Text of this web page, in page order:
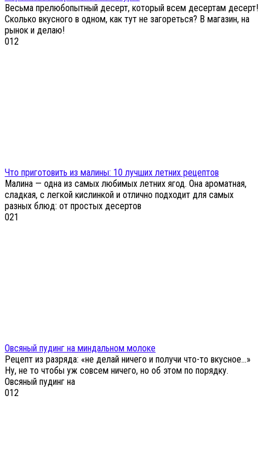
Весьма прелюбопытный десерт, который всем десертам десерт!
Сколько вкусного в одном, как тут не загореться? В магазин, на
рынок и делаю!
012
Что приготовить из малины: 10 лучших летних рецептов
Малина — одна из самых любимых летних ягод. Она ароматная,
сладкая, с легкой кислинкой и отлично подходит для самых
разных блюд: от простых десертов
021
Овсяный пудинг на миндальном молоке
Рецепт из разряда: «не делай ничего и получи что-то вкусное…»
Ну, не то чтобы уж совсем ничего, но об этом по порядку.
Овсяный пудинг на
012